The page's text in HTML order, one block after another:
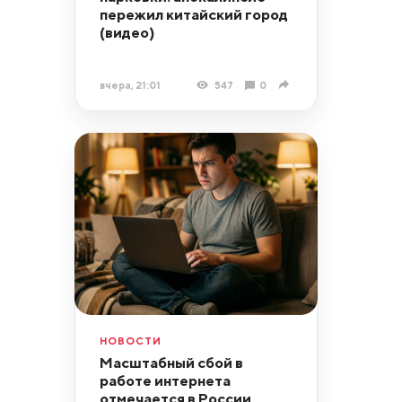
пережил китайский город
(видео)
вчера, 21:01 547 0
НОВОСТИ
Масштабный сбой в
работе интернета